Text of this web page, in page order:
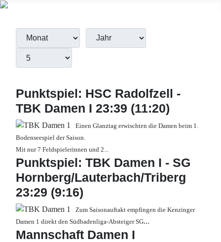
Filter
Monat Jahr
Punktspiel: HSC Radolfzell -
TBK Damen I 23:39 (11:20)
Einen Glanztag erwischten die Damen beim 1.
Bodenseespiel der Saison.
Mit nur 7 Feldspielerinnen und 2...
Punktspiel: TBK Damen I - SG
Hornberg/Lauterbach/Triberg
23:29 (9:16)
Zum Saisonauftakt empfingen die Kenzinger
Damen 1 direkt den Südbadenliga-Absteiger SG...
Mannschaft Damen I